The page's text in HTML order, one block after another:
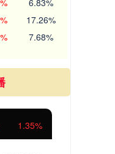
6.83%
17.26%
7.68%
0.17%